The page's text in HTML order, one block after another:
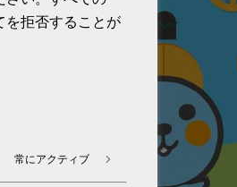
拒否することが
常にアクティブ